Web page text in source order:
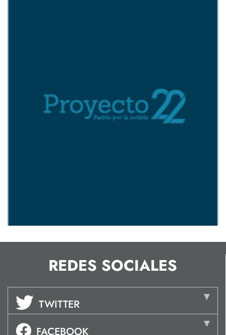
REDES SOCIALES
TWITTER
FACEBOOK